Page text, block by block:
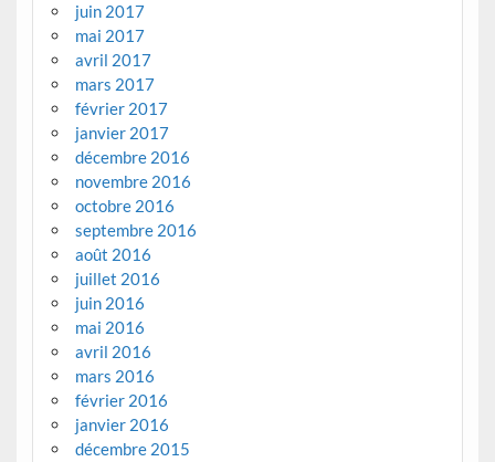
juin 2017
mai 2017
avril 2017
mars 2017
février 2017
janvier 2017
décembre 2016
novembre 2016
octobre 2016
septembre 2016
août 2016
juillet 2016
juin 2016
mai 2016
avril 2016
mars 2016
février 2016
janvier 2016
décembre 2015